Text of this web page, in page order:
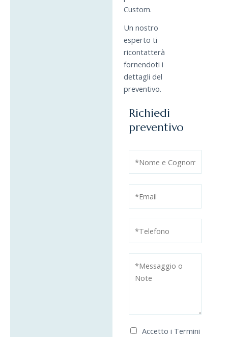
Custom.
Un nostro
esperto ti
ricontatterà
fornendoti i
dettagli del
preventivo.
Richiedi
preventivo
Accetto i Termini